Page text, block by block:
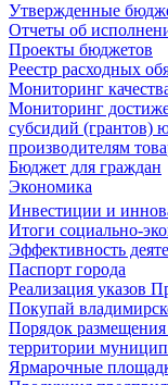
Утвержденные
Отчеты об
Проекты бюджетов
Реестр расходных
Мониторинг
Мониторинг
субсидий
производителям
Бюджет для граждан
Экономика
Инвестиции и
Итоги социально-
Эффективность
Паспорт города
Реализация указов
Покупай
Порядок
территории
Ярмарочные